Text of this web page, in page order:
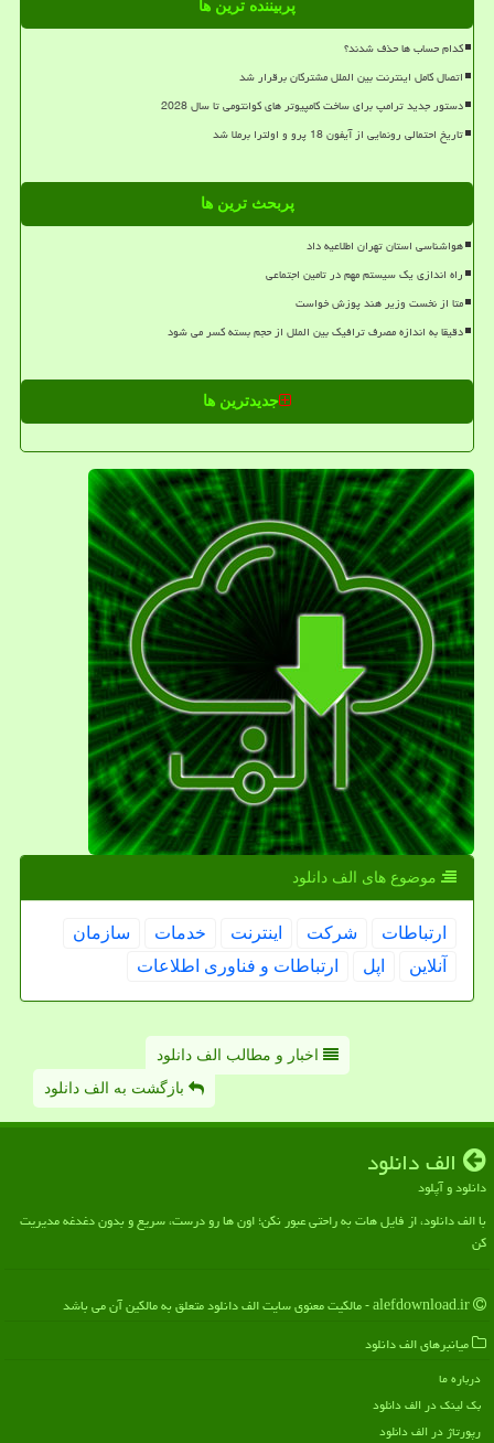
پربیننده ترین ها
کدام حساب ها حذف شدند؟
اتصال کامل اینترنت بین الملل مشترکان برقرار شد
دستور جدید ترامپ برای ساخت کامپیوتر های کوانتومی تا سال 2028
تاریخ احتمالی رونمایی از آیفون 18 پرو و اولترا برملا شد
پربحث ترین ها
هواشناسی استان تهران اطلاعیه داد
راه اندازی یک سیستم مهم در تامین اجتماعی
متا از نخست وزیر هند پوزش خواست
دقیقا به اندازه مصرف ترافیک بین الملل از حجم بسته کسر می شود
جدیدترین ها
موضوع های الف دانلود
ارتباطات شركت اینترنت خدمات
سازمان
آنلاین
اپل ارتباطات و فناوری اطلاعات
اخبار و مطالب الف دانلود
بازگشت به الف دانلود
الف دانلود
دانلود و آپلود
با الف دانلود، از فایل هات به راحتی عبور نکن؛ اون ها رو درست، سریع و بدون دغدغه مدیریت
کن
میانبرهای الف دانلود
درباره ما
بک لینک در الف دانلود
رپورتاژ در الف دانلود